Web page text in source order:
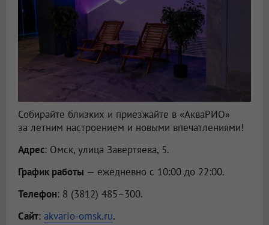
Собирайте близких и приезжайте в «АкваРИО»
за летним настроением и новыми впечатлениями!
Адрес: Омск, улица Завертяева, 5.
График работы — ежедневно с 10:00 до 22:00.
Телефон: 8 (3812) 485–300.
Сайт: akvario-omsk.ru.